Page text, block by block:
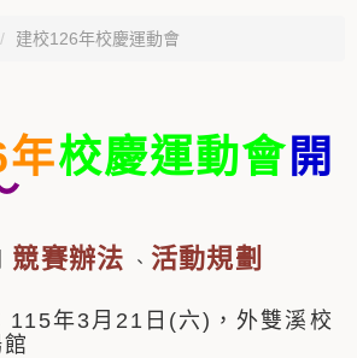
建校126年校慶運動會
校慶運動會 開
競賽辦法 、 活動規劃
115年3月21日(六)，外雙溪校